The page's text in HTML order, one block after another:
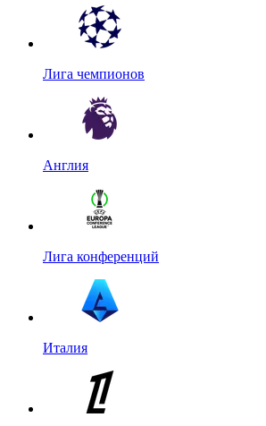
Лига чемпионов
Англия
Лига конференций
Италия